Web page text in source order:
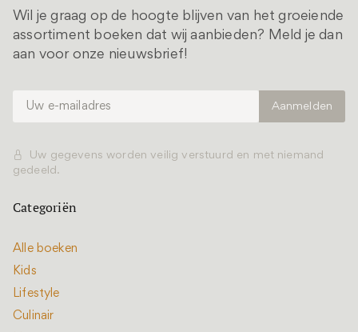
Wil je graag op de hoogte blijven van het groeiende
assortiment boeken dat wij aanbieden? Meld je dan
aan voor onze nieuwsbrief!
Uw gegevens worden veilig verstuurd en met niemand
gedeeld.
Categoriën
Alle boeken
Kids
Lifestyle
Culinair